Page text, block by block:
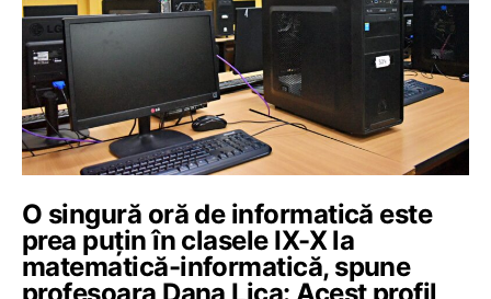
O singură oră de informatică este
prea puțin în clasele IX-X la
matematică-informatică, spune